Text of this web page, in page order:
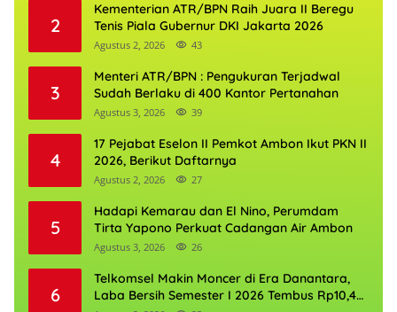
2
Kementerian ATR/BPN Raih Juara II Beregu
Tenis Piala Gubernur DKI Jakarta 2026
Agustus 2, 2026 43
3
Menteri ATR/BPN : Pengukuran Terjadwal
Sudah Berlaku di 400 Kantor Pertanahan
Agustus 3, 2026 39
4
17 Pejabat Eselon II Pemkot Ambon Ikut PKN II
2026, Berikut Daftarnya
Agustus 2, 2026 27
5
Hadapi Kemarau dan El Nino, Perumdam
Tirta Yapono Perkuat Cadangan Air Ambon
Agustus 3, 2026 26
6
Telkomsel Makin Moncer di Era Danantara,
Laba Bersih Semester I 2026 Tembus Rp10,4